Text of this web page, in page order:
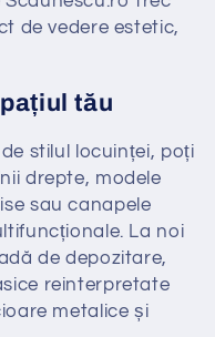
de vedere estetic,
tău
stilul locuinței, poți
drepte, modele
sau canapele
La noi
de depozitare,
reinterpretate
metalice și